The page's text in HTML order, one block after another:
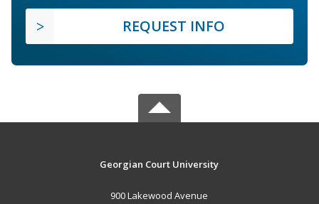
REQUEST INFO
Georgian Court University
900 Lakewood Avenue